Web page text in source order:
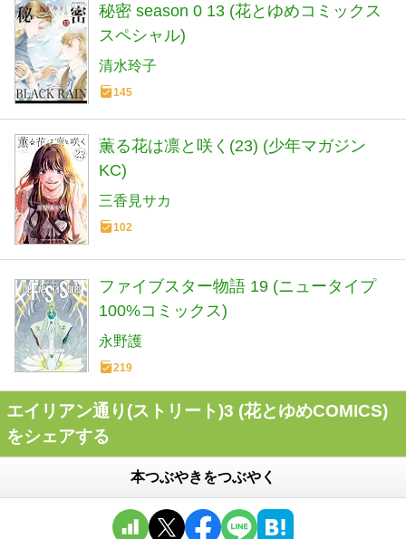
秘密 season 0 13 (花とゆめコミックス
スペシャル)
清水玲子
145
薫る花は凛と咲く(23) (少年マガジン
KC)
三香見サカ
102
ファイブスター物語 19 (ニュータイプ
100%コミックス)
永野護
219
エイリアン通り(ストリート)3 (花とゆめCOMICS)
をシェアする
本つぶやきをつぶやく